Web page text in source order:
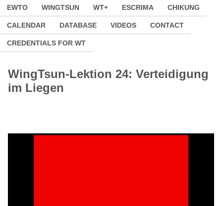
EWTO WINGTSUN WT+ ESCRIMA CHIKUNG
CALENDAR DATABASE VIDEOS CONTACT
CREDENTIALS FOR WT
WingTsun-Lektion 24: Verteidigung
im Liegen